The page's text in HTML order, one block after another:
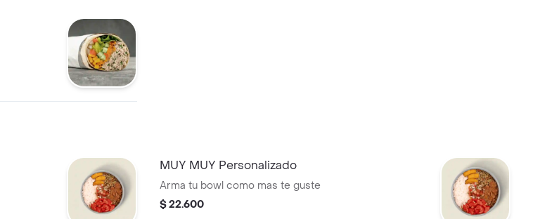
MUY MUY Personalizado
Arma tu bowl como mas te guste
$ 22.600